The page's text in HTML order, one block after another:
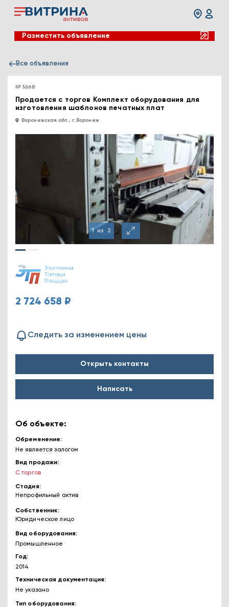
Разместить объявление
Все объявления
№ 5668
Продается с торгов Комплект оборудования для
изготовления шаблонов печатных плат
Воронежская обл., г. Воронеж
1из 2
2 724 658 ₽
Следить за изменением цены
Открыть контакты
Написать
Об объекте:
Обременение
Не является залогом
Вид продажи
С торгов
Стадия
Непрофильный актив
Собственник
Юридическое лицо
Вид оборудования
Промышленное
Год
2014
Техническая документация
Не указано
Тип оборудования